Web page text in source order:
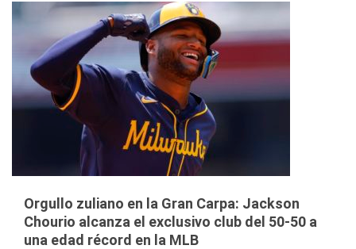
Orgullo zuliano en la Gran Carpa: Jackson
Chourio alcanza el exclusivo club del 50-50 a
una edad récord en la MLB